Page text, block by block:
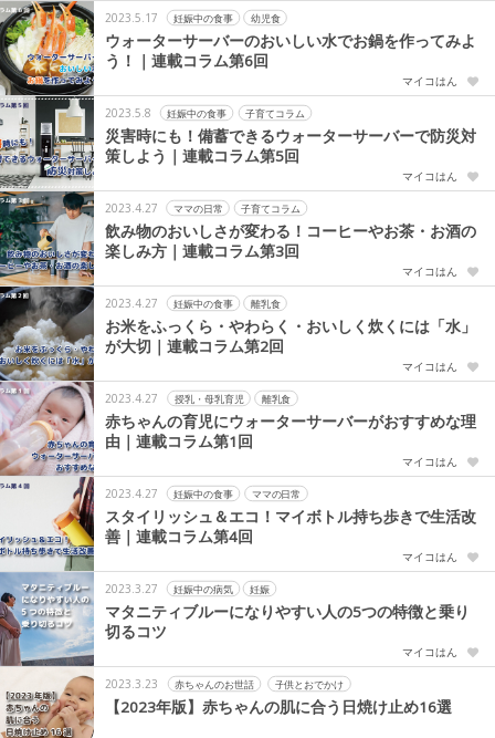
2023.5.17 妊娠中の食事 幼児食
ウォーターサーバーのおいしい水でお鍋を作ってみよ
う！｜連載コラム第6回
マイコはん
2023.5.8 妊娠中の食事 子育てコラム
災害時にも！備蓄できるウォーターサーバーで防災対
策しよう｜連載コラム第5回
マイコはん
2023.4.27 ママの日常 子育てコラム
飲み物のおいしさが変わる！コーヒーやお茶・お酒の
楽しみ方｜連載コラム第3回
マイコはん
2023.4.27 妊娠中の食事 離乳食
お米をふっくら・やわらく・おいしく炊くには「水」
が大切｜連載コラム第2回
マイコはん
2023.4.27 授乳・母乳育児 離乳食
赤ちゃんの育児にウォーターサーバーがおすすめな理
由｜連載コラム第1回
マイコはん
2023.4.27 妊娠中の食事 ママの日常
スタイリッシュ＆エコ！マイボトル持ち歩きで生活改
善｜連載コラム第4回
マイコはん
2023.3.27 妊娠中の病気 妊娠
マタニティブルーになりやすい人の5つの特徴と乗り
切るコツ
マイコはん
2023.3.23 赤ちゃんのお世話 子供とおでかけ
【2023年版】赤ちゃんの肌に合う日焼け止め16選